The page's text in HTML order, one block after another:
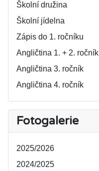
Školní družina
Školní jídelna
Zápis do 1. ročníku
Angličtina 1. + 2. ročník
Angličtina 3. ročník
Angličtina 4. ročník
Fotogalerie
2025/2026
2024/2025